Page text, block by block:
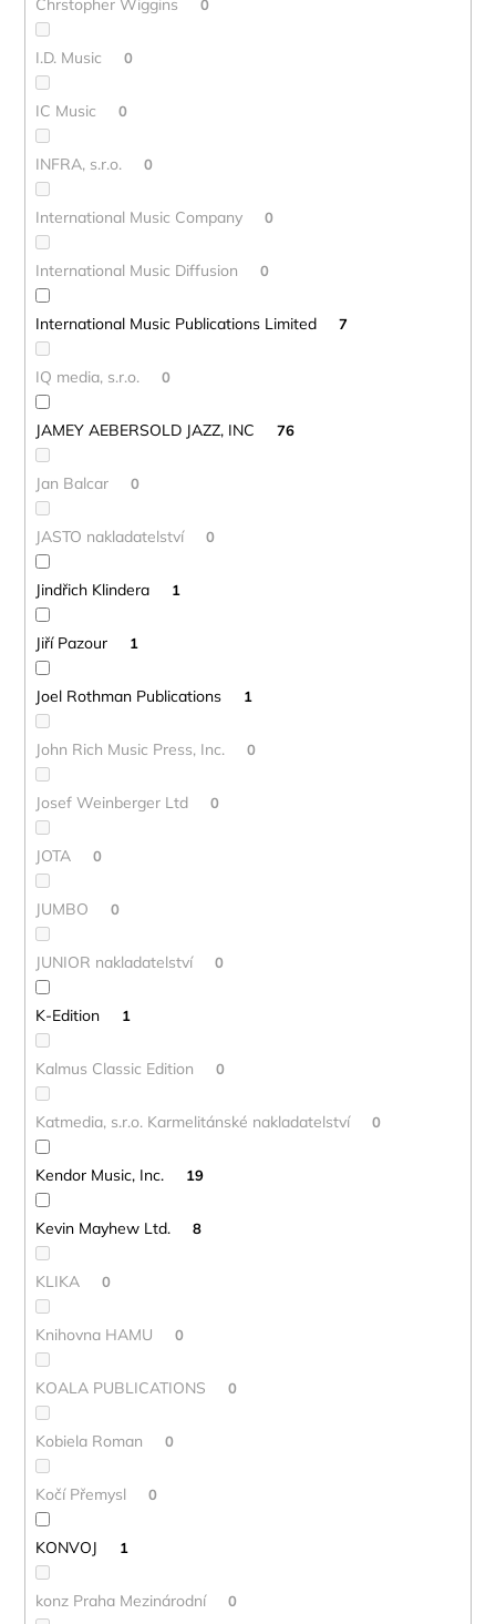
Chrstopher Wiggins 0
I.D. Music 0
IC Music 0
INFRA, s.r.o. 0
International Music Company 0
International Music Diffusion 0
International Music Publications Limited 7
IQ media, s.r.o. 0
JAMEY AEBERSOLD JAZZ, INC 76
Jan Balcar 0
JASTO nakladatelství 0
Jindřich Klindera 1
Jiří Pazour 1
Joel Rothman Publications 1
John Rich Music Press, Inc. 0
Josef Weinberger Ltd 0
JOTA 0
JUMBO 0
JUNIOR nakladatelství 0
K-Edition 1
Kalmus Classic Edition 0
Katmedia, s.r.o. Karmelitánské nakladatelství 0
Kendor Music, Inc. 19
Kevin Mayhew Ltd. 8
KLIKA 0
Knihovna HAMU 0
KOALA PUBLICATIONS 0
Kobiela Roman 0
Kočí Přemysl 0
KONVOJ 1
konz Praha Mezinárodní 0